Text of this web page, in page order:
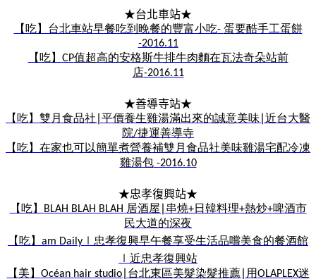
★台北車站★
【吃】台北車站早餐吃到晚餐的豐富小吃- 蛋要酷手工蛋餅
-2016.11
【吃】 CP值超高的安格斯牛排牛肉麵在瓦法奇朵站前
店-2016.11
★善導寺站★
【吃】雙月食品社 平價養生雞湯滿出來的誠意美味 近台大醫
院/捷運善導寺
【吃】在家也可以簡單煮營養補雙月食品社美味雞湯宅配冷凍
雞湯包-2016.10
★忠孝復興站★
【吃】
BLAH BLAH BLAH 居酒屋 串燒+日韓料理+熱炒+啤酒市
民大道的深夜
【吃】 am Daily∣ 忠孝復興早午餐享受生活品嚐美食的餐酒館
近忠孝復興站
【美】 Océan hair studio∣ 台北東區美髮染髮推薦∣ 用OLAPLEX迷